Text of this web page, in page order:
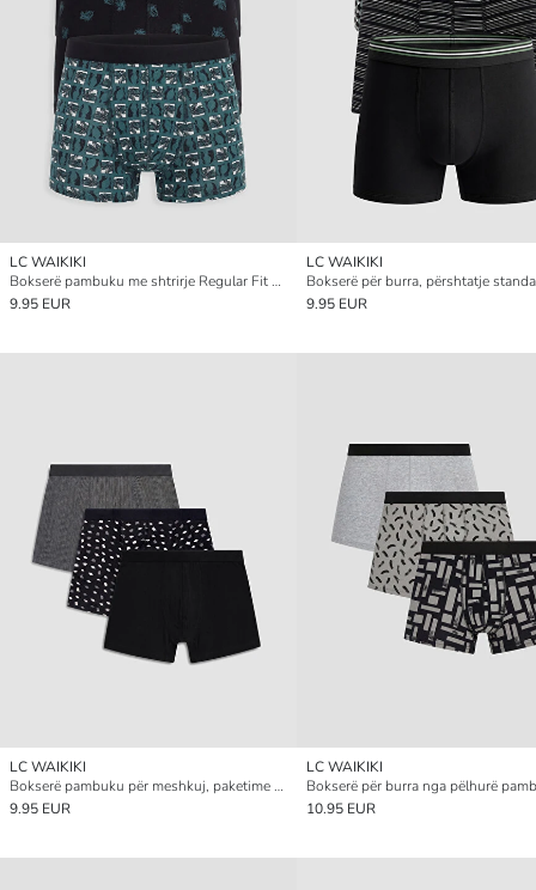
LC WAIKIKI
Bokserë pambuku me shtrirje Regular Fit për meshkuj, paketim 3 copë
9.95 EUR
LC WAIKIKI
9.95 EUR
LC WAIKIKI
Bokserë pambuku për meshkuj, paketime treshe, përshtatje e rregullt
9.95 EUR
LC WAIKIKI
10.95 EUR